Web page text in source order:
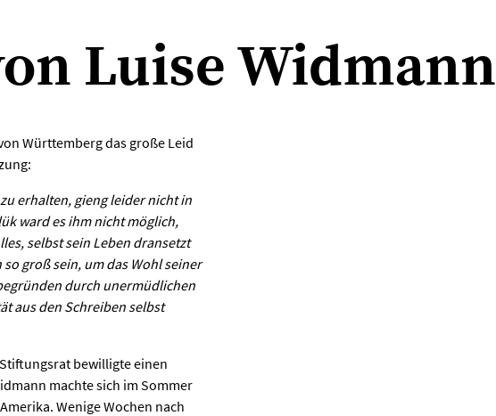
Luise Widmann
Württemberg das große Leid
erhalten, gieng leider nicht in
ward es ihm nicht möglich,
selbst sein Leben dransetzt
groß sein, um das Wohl seiner
durch unermüdlichen
aus den Schreiben selbst
bewilligte einen
machte sich im Sommer
Wenige Wochen nach